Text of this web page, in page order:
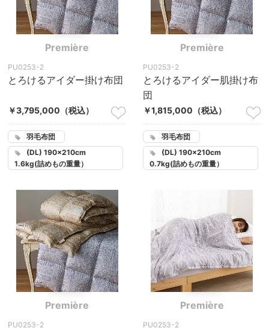
Première
PU0253-2
とろけるアイダー掛け布団
￥3,795,000 （税込）
羽毛布団
(DL) 190×210cm
1.6kg(詰めもの重量）
Première
PU0253-2
とろけるアイダー肌掛け布
団
￥1,815,000 （税込）
羽毛布団
(DL) 190×210cm
0.7kg(詰めもの重量）
Première
PU0253-2
Première
PU0253-2